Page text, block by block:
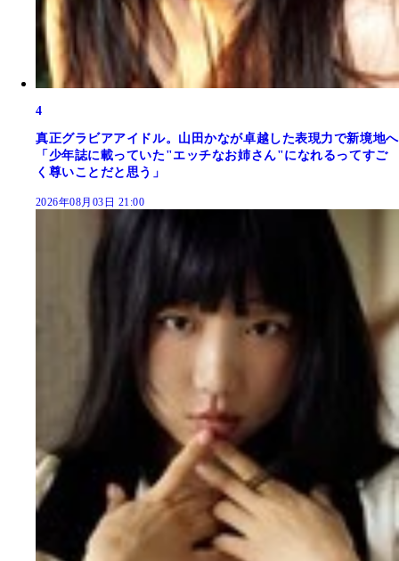
4
真正グラビアアイドル。山田かなが卓越した表現力で新境地へ
「少年誌に載っていた"エッチなお姉さん"になれるってすご
く尊いことだと思う」
2026年08月03日 21:00